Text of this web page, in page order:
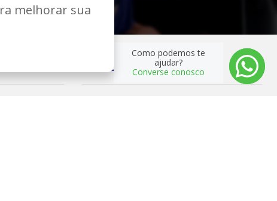
REDES SOCIAIS
Como podemos te
ajudar?
Converse conosco
melhorar sua